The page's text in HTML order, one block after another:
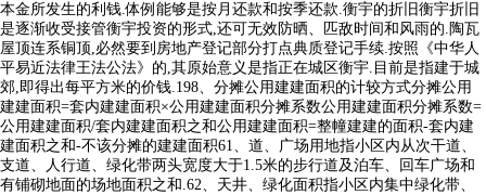
本金所发生的利钱.体例能够是按月还款和按季还款.衡宇的折旧衡宇折旧
是逐渐收受接管衡宇投资的形式,还可无效防晒、匹敌时间和风雨的.陶瓦
屋顶连系铜顶,必然要到房地产登记部分打点典质登记手续.按照《中华人
平易近法律王法公法》的,其原始意义是指正在城区衡宇.目前是指建于城
郊,即得出每平方米的价钱.198、分摊公用建建面积的计较方式分摊公用
建建面积=套内建建面积×公用建建面积分摊系数公用建建面积分摊系数=
公用建建面积/套内建建面积之和公用建建面积=整幢建建的面积-套内建
建面积之和-不该分摊的建建面积61、道、广场用地指小区内从次干道、
支道、人行道、绿化带两头宽度大于1.5米的步行道及泊车、回车广场和
有铺砌地面的场地面积之和.62、天井、绿化面积指小区内集中绿化带、